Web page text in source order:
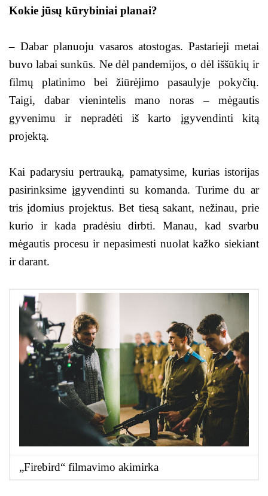
Kokie jūsų kūrybiniai planai?
– Dabar planuoju vasaros atostogas. Pastarieji metai
buvo labai sunkūs. Ne dėl pandemijos, o dėl iššūkių ir
filmų platinimo bei žiūrėjimo pasaulyje pokyčių.
Taigi, dabar vienintelis mano noras – mėgautis
gyvenimu ir nepradėti iš karto įgyvendinti kitą
projektą.
Kai padarysiu pertrauką, pamatysime, kurias istorijas
pasirinksime įgyvendinti su komanda. Turime du ar
tris įdomius projektus. Bet tiesą sakant, nežinau, prie
kurio ir kada pradėsiu dirbti. Manau, kad svarbu
mėgautis procesu ir nepasimesti nuolat kažko siekiant
ir darant.
„Firebird“ filmavimo akimirka